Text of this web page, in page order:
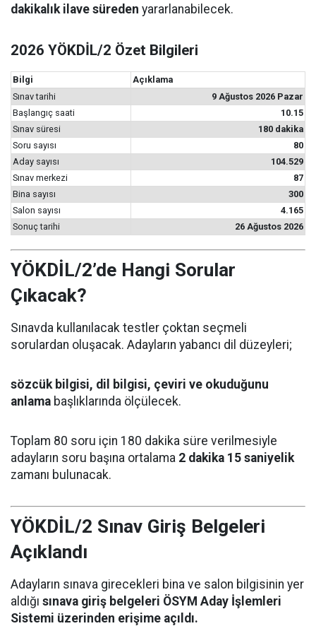
dakikalık ilave süreden yararlanabilecek.
2026 YÖKDİL/2 Özet Bilgileri
Bilgi
Açıklama
Sınav tarihi
9 Ağustos 2026 Pazar
Başlangıç saati
10.15
Sınav süresi
180 dakika
Soru sayısı
80
Aday sayısı
104.529
Sınav merkezi
87
Bina sayısı
300
Salon sayısı
4.165
Sonuç tarihi
26 Ağustos 2026
YÖKDİL/2’de Hangi Sorular
Çıkacak?
Sınavda kullanılacak testler çoktan seçmeli
sorulardan oluşacak. Adayların yabancı dil düzeyleri;
sözcük bilgisi, dil bilgisi, çeviri ve okuduğunu
anlama başlıklarında ölçülecek.
Toplam 80 soru için 180 dakika süre verilmesiyle
adayların soru başına ortalama 2 dakika 15 saniyelik
zamanı bulunacak.
YÖKDİL/2 Sınav Giriş Belgeleri
Açıklandı
Adayların sınava girecekleri bina ve salon bilgisinin yer
aldığı sınava giriş belgeleri ÖSYM Aday İşlemleri
Sistemi üzerinden erişime açıldı.